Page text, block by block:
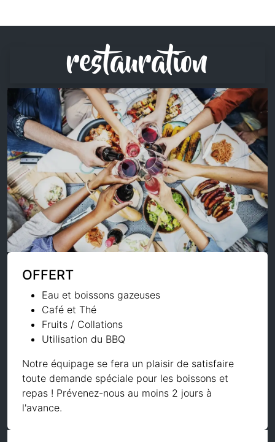
restauration
OFFERT
Eau et boissons gazeuses
Café et Thé
Fruits / Collations
Utilisation du BBQ
Notre équipage se fera un plaisir de satisfaire
toute demande spéciale pour les boissons et
repas ! Prévenez-nous au moins 2 jours à
l'avance.